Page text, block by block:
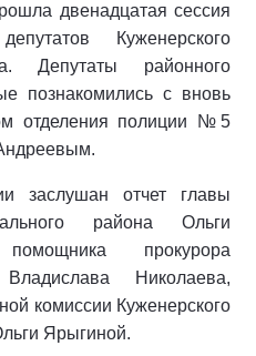
двенадцатая сессия
Куженерского
Депутаты районного
познакомились с вновь
отделения полиции №5
заслушан отчет главы
района Ольги
прокурора
Николаева,
комиссии Куженерского
Ярыгиной.